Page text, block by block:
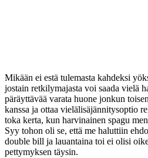
Mikään ei estä tulemasta kahdeksi
jostain retkilymajasta voi saada vielä
päräyttävää varata huone jonkun
kanssa ja ottaa vielälisäjännitysoptio
toka kerta, kun harvinainen spagu
Syy tohon oli se, että me haluttiin
double bill ja lauantaina toi ei olisi
pettymyksen täysin.